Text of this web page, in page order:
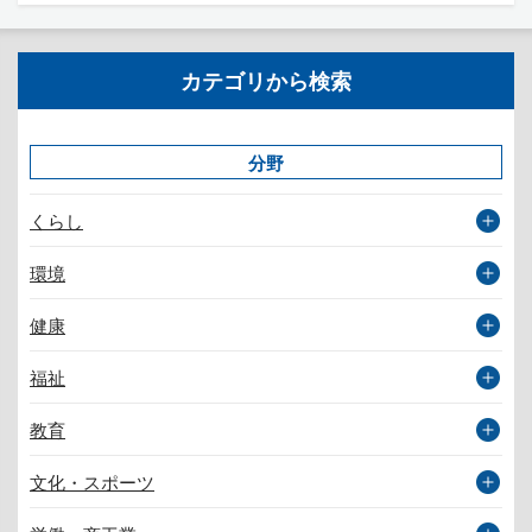
カテゴリから検索
分野
くらし
環境
健康
福祉
教育
文化・スポーツ